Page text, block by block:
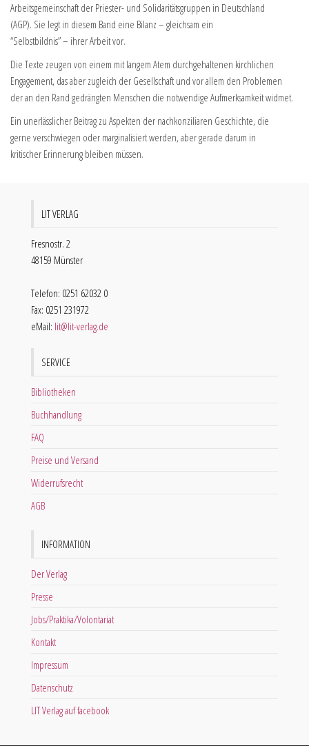
Arbeitsgemeinschaft der Priester- und Solidaritätsgruppen in Deutschland
(AGP). Sie legt in diesem Band eine Bilanz – gleichsam ein
“Selbstbildnis” – ihrer Arbeit vor.
Die Texte zeugen von einem mit langem Atem durchgehaltenen kirchlichen
Engagement, das aber zugleich der Gesellschaft und vor allem den Problemen
der an den Rand gedrängten Menschen die notwendige Aufmerksamkeit widmet.
Ein unerlässlicher Beitrag zu Aspekten der nachkonziliaren Geschichte, die
gerne verschwiegen oder marginalisiert werden, aber gerade darum in
kritischer Erinnerung bleiben müssen.
LIT VERLAG
Fresnostr. 2
48159 Münster
Telefon: 0251 62032 0
Fax: 0251 231972
eMail: lit@lit-verlag.de
SERVICE
Bibliotheken
Buchhandlung
FAQ
Preise und Versand
Widerrufsrecht
AGB
INFORMATION
Der Verlag
Presse
Jobs/Praktika/Volontariat
Kontakt
Impressum
Datenschutz
LIT Verlag auf facebook